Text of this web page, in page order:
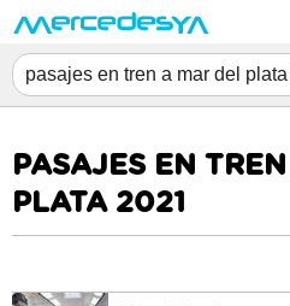
PASAJES EN
PLATA 2021